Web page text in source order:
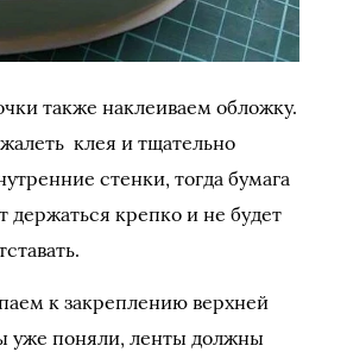
также наклеиваем обложку.
клея и тщательно
стенки, тогда бумага
держаться крепко и не будет
к закреплению верхней
уже поняли, ленты должны